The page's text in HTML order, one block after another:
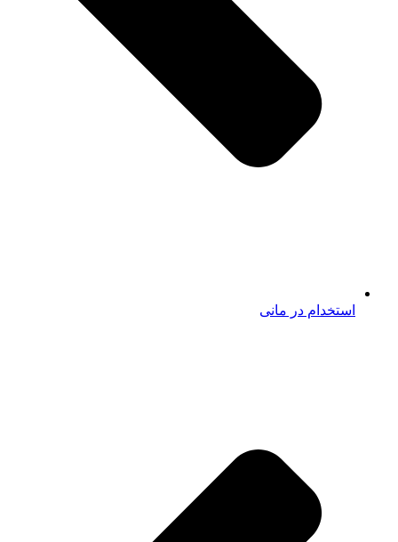
استخدام در مانی